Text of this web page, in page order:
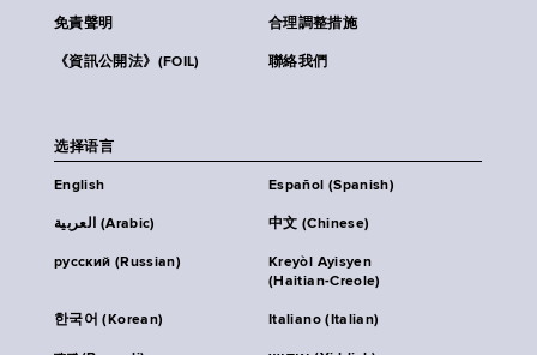
免責聲明 合理調整措施
《資訊公開法》(FOIL) 聯絡我們
选择语言
English Español (Spanish)
العربية (Arabic) 中文 (Chinese)
русский (Russian)
Kreyòl Ayisyen
(Haitian-Creole)
한국어 (Korean) Italiano (Italian)